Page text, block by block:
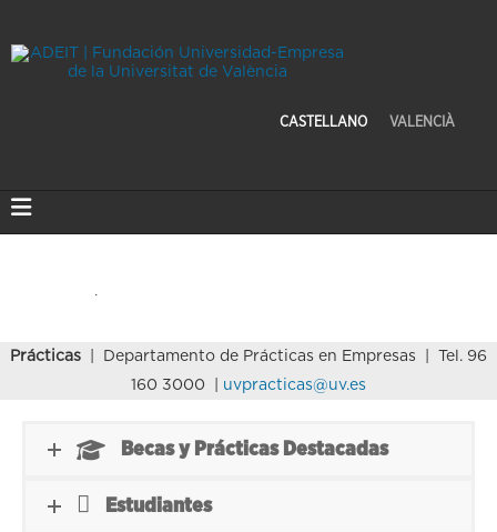
CASTELLANO VALENCIÀ
Prácticas
| Departamento de Prácticas en Empresas | Tel. 96
160 3000 | uvpracticas@uv.es
Becas y Prácticas Destacadas
Estudiantes